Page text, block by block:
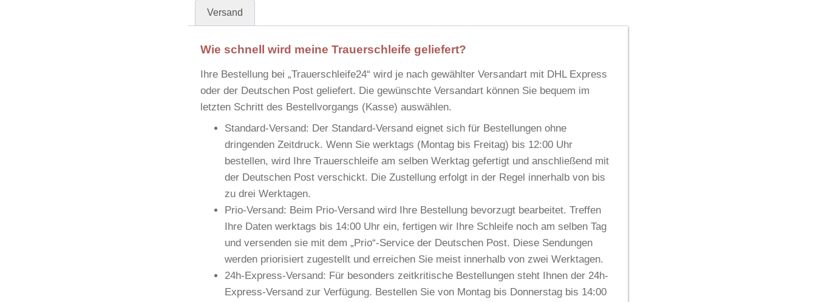
Versand
Wie schnell wird meine Trauerschleife geliefert?
Ihre Bestellung bei „Trauerschleife24“ wird je nach gewählter Versandart mit DHL Express
oder der Deutschen Postgeliefert. Die gewünschte Versandart können Sie bequem im
letzten Schritt des Bestellvorgangs (Kasse) auswählen.
Standard-Versand: Der Standard-Versand eignet sich für Bestellungen ohne
dringenden Zeitdruck. Wenn Sie werktags (Montag bis Freitag) bis 12:00 Uhr
bestellen, wird Ihre Trauerschleife am selben Werktag gefertigt und anschließend mit
der Deutschen Post verschickt. Die Zustellung erfolgt in der Regel innerhalb von bis
zu drei Werktagen.
Prio-Versand: Beim Prio-Versand wird Ihre Bestellung bevorzugt bearbeitet. Treffen
Ihre Daten werktags bis 14:00 Uhr ein, fertigen wir Ihre Schleife noch am selben Tag
und versenden sie mit dem „Prio“-Service der Deutschen Post. Diese Sendungen
werden priorisiert zugestellt und erreichen Sie meist innerhalb von zwei Werktagen.
24h-Express-Versand: Für besonders zeitkritische Bestellungen steht Ihnen der 24h-
Express-Versand zur Verfügung. Bestellen Sie von Montag bis Donnerstag bis 14:00